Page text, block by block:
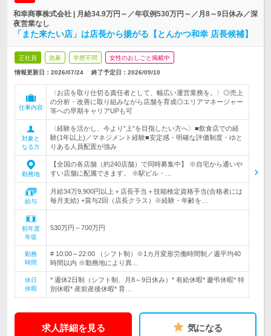
和幸商事株式会社 | 月給34.9万円～／年収例530万円～／月8～9日休み／深
夜営業なし
「また来たい店」は店長から揚がる【とんかつ和幸 店長候補】
正社員 急募 学歴不問 女性のおしごと掲載中
情報更新日：2026/07/24 終了予定日： 2026/09/10
仕事内容
〈お店を取り仕切る責任者として、幅広い運営業務を。〉◎売上
の分析・改善に取り組みながら店舗を育成◎エリアマネージャー
等への早期キャリアUPも可
対象と
なる方
〈経験を活かし、今より”上”を目指したい方へ〉■飲食店での経
験(1年以上)／マネジメント経験■安定感・明確な評価制度・ゆと
りある人員配置が強み
勤務地
【全国の各店舗（約240店舗）で同時募集中】 ※自宅から通いや
すい店舗に配属できます。 ※駅ビル・…
給与
月給34万9,900円以上＋店長手当＋技能検定資格手当(合格者には
毎月支給) +賞与2回（店長クラス）※経験・年齢を…
初年度
年収
530万円～700万円
勤務
時間
# 10:00～22:00 （シフト制）※1カ月変形労働時間制／週平均40
時間以内 ※勤務地により異…
休日
休暇
* 週休2日制（シフト制、月8～9日休み）* 有給休暇* 慶弔休暇* 特
別休暇* 産前産後休暇* 育…
求人詳細を見る 気になる